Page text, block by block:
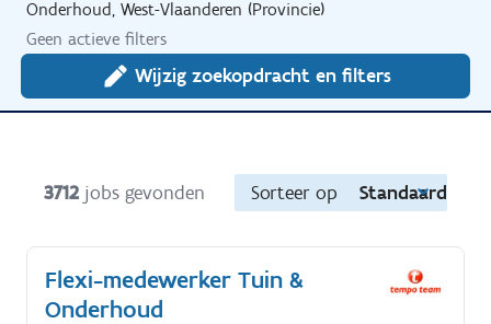
Onderhoud, West-Vlaanderen (Provincie)
Geen actieve filters
Wijzig zoekopdracht en filters
3712 jobs gevonden Sorteer op Standaard
Flexi-medewerker Tuin &
Onderhoud